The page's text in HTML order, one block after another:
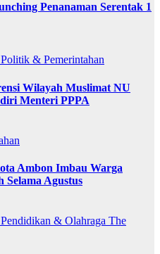
Penanaman Serentak 1
Politik & Pemerintahan
Wilayah Muslimat NU
Menteri PPPA
Ambon Imbau Warga
Agustus
Pendidikan & Olahraga The